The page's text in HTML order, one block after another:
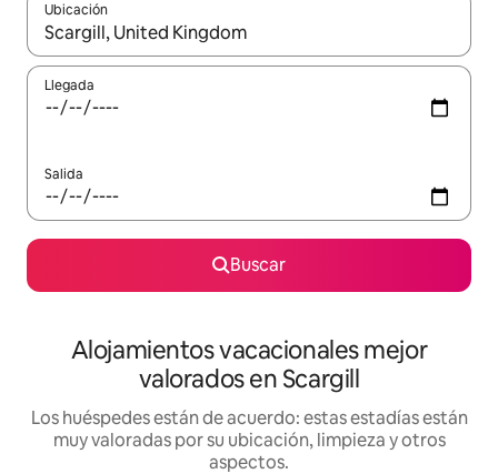
Ubicación
Cuando los resultados estén disponibles, navega con las
Llegada
Salida
Buscar
Alojamientos vacacionales mejor
valorados en Scargill
Los huéspedes están de acuerdo: estas estadías están
muy valoradas por su ubicación, limpieza y otros
aspectos.